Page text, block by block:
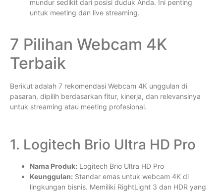
mundur sedikit dari posisi duduk Anda. Ini penting
untuk meeting dan live streaming.
7 Pilihan Webcam 4K
Terbaik
Berikut adalah 7 rekomendasi Webcam 4K unggulan di
pasaran, dipilih berdasarkan fitur, kinerja, dan relevansinya
untuk streaming atau meeting profesional.
1. Logitech Brio Ultra HD Pro
Nama Produk: Logitech Brio Ultra HD Pro
Keunggulan: Standar emas untuk webcam 4K di
lingkungan bisnis. Memiliki RightLight 3 dan HDR yang